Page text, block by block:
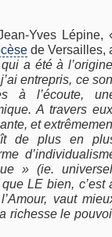
Yves Lépine,
de Versailles,
a été à
entrepris, ce
à l’écoute,
A travers
et
de plus en
» (ie.
LE bien, c’est
vaut
richesse le